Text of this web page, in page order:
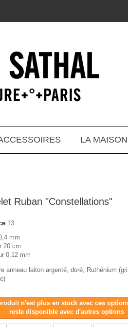
LA
Ruban "Constellations"
13
mm
20 cm
0,12 mm
anneau laiton argenté, doré, Ruthénium
n'est plus en stock avec ces
reste disponible avec d'autres options